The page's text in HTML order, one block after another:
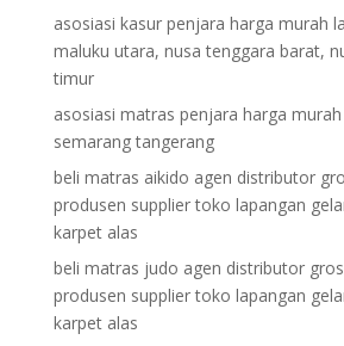
asosiasi kasur penjara harga murah
maluku utara, nusa tenggara barat,
timur
asosiasi matras penjara harga
semarang tangerang
beli matras aikido agen distributor
produsen supplier toko lapangan
karpet alas
beli matras judo agen distributor
produsen supplier toko lapangan
karpet alas